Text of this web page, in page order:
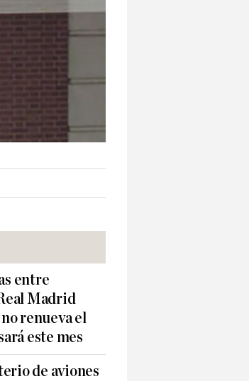
entre
Madrid
renueva el
este mes
de aviones